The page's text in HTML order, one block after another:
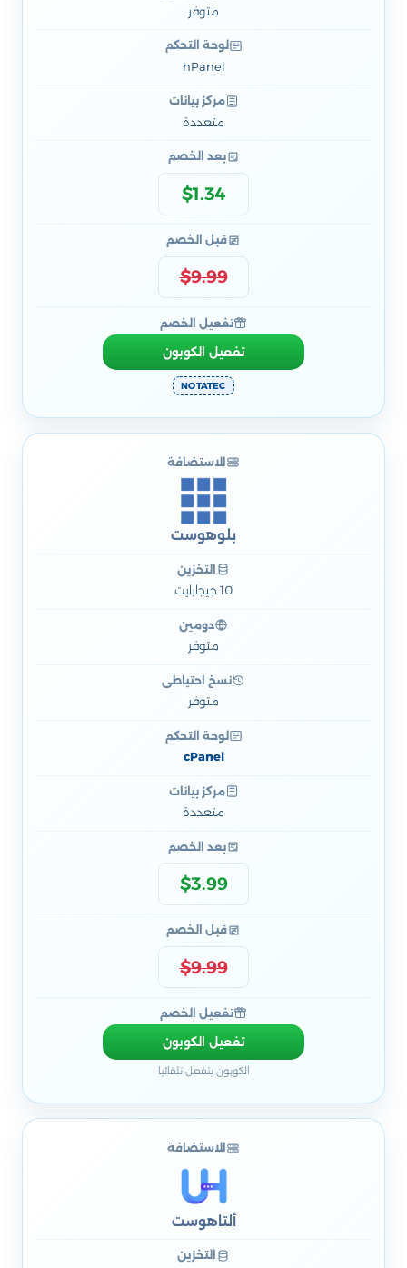
متوفر
لوحة التحكم
hPanel
مركز بيانات
متعددة
بعد الخصم
$1.34
قبل الخصم
$9.99
تفعيل الخصم
تفعيل الكوبون
NOTATEC
الاستضافة
بلوهوست
التخزين
10 جيجابايت
دومين
متوفر
نسخ احتياطي
متوفر
لوحة التحكم
cPanel
مركز بيانات
متعددة
بعد الخصم
$3.99
قبل الخصم
$9.99
تفعيل الخصم
تفعيل الكوبون
الكوبون يتفعل تلقائيا
الاستضافة
ألتاهوست
التخزين